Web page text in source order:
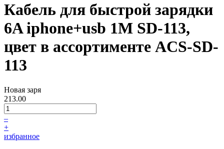
Кабель для быстрой зарядки
6A iphone+usb 1M SD-113,
цвет в ассортименте ACS-SD-
113
Новая заря
213.00
–
+
избранное